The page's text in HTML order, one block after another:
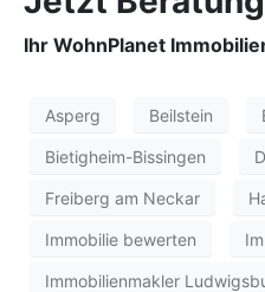
Ihr WohnPlanet
Asperg Beilstein
Bietigheim-Bissingen
Freiberg am Neckar
Immobilie bewerten
Immobilienmakler